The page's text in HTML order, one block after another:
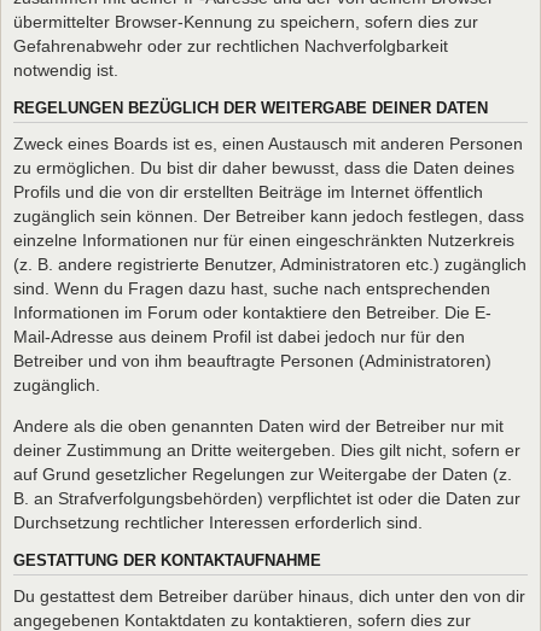
übermittelter Browser-Kennung zu speichern, sofern dies zur
Gefahrenabwehr oder zur rechtlichen Nachverfolgbarkeit
notwendig ist.
REGELUNGEN BEZÜGLICH DER WEITERGABE DEINER DATEN
Zweck eines Boards ist es, einen Austausch mit anderen Personen
zu ermöglichen. Du bist dir daher bewusst, dass die Daten deines
Profils und die von dir erstellten Beiträge im Internet öffentlich
zugänglich sein können. Der Betreiber kann jedoch festlegen, dass
einzelne Informationen nur für einen eingeschränkten Nutzerkreis
(z. B. andere registrierte Benutzer, Administratoren etc.) zugänglich
sind. Wenn du Fragen dazu hast, suche nach entsprechenden
Informationen im Forum oder kontaktiere den Betreiber. Die E-
Mail-Adresse aus deinem Profil ist dabei jedoch nur für den
Betreiber und von ihm beauftragte Personen (Administratoren)
zugänglich.
Andere als die oben genannten Daten wird der Betreiber nur mit
deiner Zustimmung an Dritte weitergeben. Dies gilt nicht, sofern er
auf Grund gesetzlicher Regelungen zur Weitergabe der Daten (z.
B. an Strafverfolgungsbehörden) verpflichtet ist oder die Daten zur
Durchsetzung rechtlicher Interessen erforderlich sind.
GESTATTUNG DER KONTAKTAUFNAHME
Du gestattest dem Betreiber darüber hinaus, dich unter den von dir
angegebenen Kontaktdaten zu kontaktieren, sofern dies zur